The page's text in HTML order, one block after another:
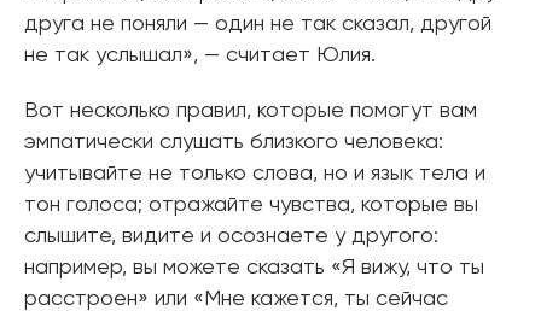
друга не поняли — один не так сказал, другой
не так услышал», — считает Юлия.
Вот несколько правил, которые помогут вам
эмпатически слушать близкого человека:
учитывайте не только слова, но и язык тела и
тон голоса; отражайте чувства, которые вы
слышите, видите и осознаете у другого:
например, вы можете сказать «Я вижу, что ты
расстроен» или «Мне кажется, ты сейчас